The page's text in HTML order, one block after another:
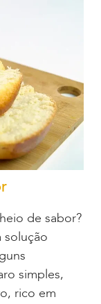
de sabor?
simples,
rico em